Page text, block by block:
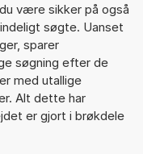
være sikker på også
søgte. Uanset
sparer
søgning efter de
med utallige
Alt dette har
er gjort i brøkdele